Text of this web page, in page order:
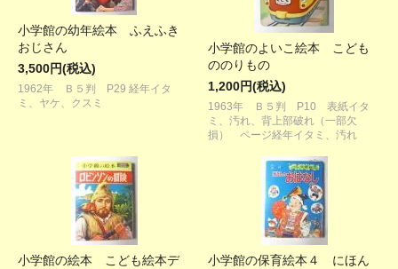
小学館の幼年絵本 ふえふき
おじさん
3,500円(税込)
1962年 Ｂ５判 P29 経年イタ
ミ、ヤケ、クスミ
小学館のよいこ絵本 こども
ののりもの
1,200円(税込)
1963年 Ｂ５判 P10 表紙イタ
ミ、汚れ、背上部破れ（一部欠
損） ページ経年イタミ、汚れ
小学館の絵本 こども絵本デ
小学館の保育絵本４ にほん